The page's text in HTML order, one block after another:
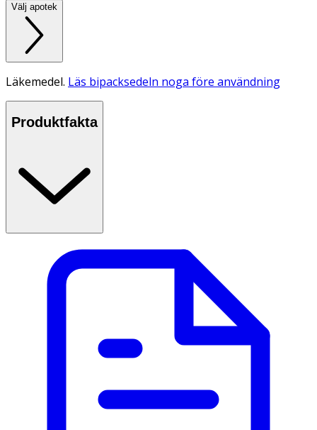
Välj apotek
Läkemedel. Läs bipacksedeln noga före användning
Produktfakta